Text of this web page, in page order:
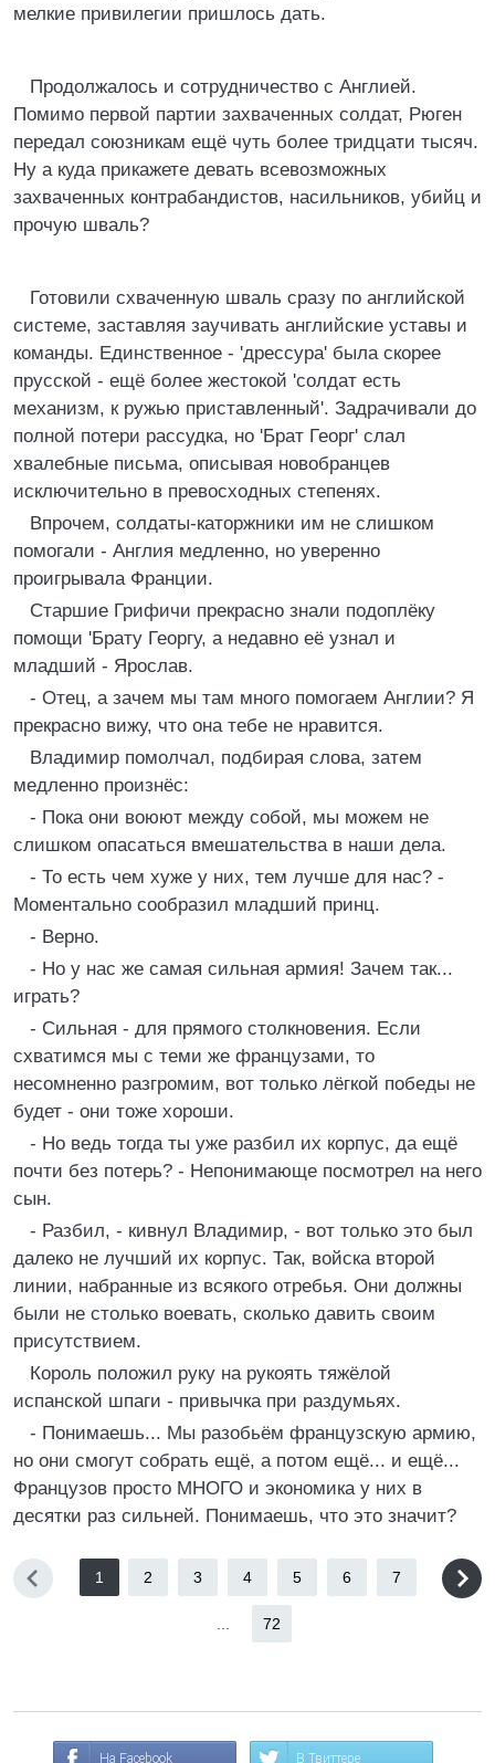
мелкие привилегии пришлось дать.
Продолжалось и сотрудничество с Англией.
Помимо первой партии захваченных солдат, Рюген
передал союзникам ещё чуть более тридцати тысяч.
Ну а куда прикажете девать всевозможных
захваченных контрабандистов, насильников, убийц и
прочую шваль?
Готовили схваченную шваль сразу по английской
системе, заставляя заучивать английские уставы и
команды. Единственное - 'дрессура' была скорее
прусской - ещё более жестокой 'солдат есть
механизм, к ружью приставленный'. Задрачивали до
полной потери рассудка, но 'Брат Георг' слал
хвалебные письма, описывая новобранцев
исключительно в превосходных степенях.
Впрочем, солдаты-каторжники им не слишком
помогали - Англия медленно, но уверенно
проигрывала Франции.
Старшие Грифичи прекрасно знали подоплёку
помощи 'Брату Георгу, а недавно её узнал и
младший - Ярослав.
- Отец, а зачем мы там много помогаем Англии? Я
прекрасно вижу, что она тебе не нравится.
Владимир помолчал, подбирая слова, затем
медленно произнёс:
- Пока они воюют между собой, мы можем не
слишком опасаться вмешательства в наши дела.
- То есть чем хуже у них, тем лучше для нас? -
Моментально сообразил младший принц.
- Верно.
- Но у нас же самая сильная армия! Зачем так...
играть?
- Сильная - для прямого столкновения. Если
схватимся мы с теми же французами, то
несомненно разгромим, вот только лёгкой победы не
будет - они тоже хороши.
- Но ведь тогда ты уже разбил их корпус, да ещё
почти без потерь? - Непонимающе посмотрел на него
сын.
- Разбил, - кивнул Владимир, - вот только это был
далеко не лучший их корпус. Так, войска второй
линии, набранные из всякого отребья. Они должны
были не столько воевать, сколько давить своим
присутствием.
Король положил руку на рукоять тяжёлой
испанской шпаги - привычка при раздумьях.
- Понимаешь... Мы разобьём французскую армию,
но они смогут собрать ещё, а потом ещё... и ещё...
Французов просто МНОГО и экономика у них в
десятки раз сильней. Понимаешь, что это значит?
1 2 3 4 5 6 7
72
На Facebook В Твиттере